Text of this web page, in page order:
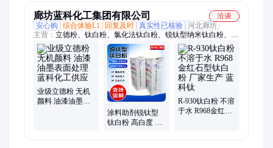
廊坊蓝科化工集团有限公司
洽谈
安心购
综合体验L1 回复及时 真实性已核验 河北廊坊
主营： 立德粉、钛白粉、氯化法钛白粉、锐钛型纳米钛白粉、氯
化法型钛白粉
业级立德粉 无机
颜料 油漆油墨表
涂料助剂锐钛型
钛白粉 高白度 钛
R-930钛白粉 不溶
于水 R968⾦红⽯